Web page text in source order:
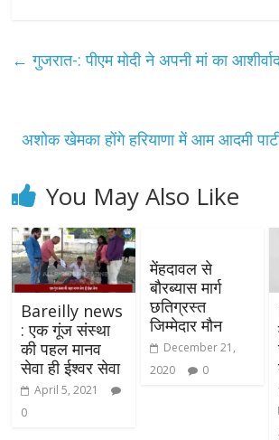
← गुजरात-: पीएम मोदी ने अपनी मां का
अशोक खेमका होंगे हरियाणा में आम आदमी
You May Also Like
Bareilly news
: एक गूंज संस्था
की पहल मानव
सेवा ही ईश्वर सेवा
April 5, 2021
0
मेंहदावल से
बौरब्यास मार्ग
छतिग्रस्त
जिम्मेदार मौन
December 21,
2020
0